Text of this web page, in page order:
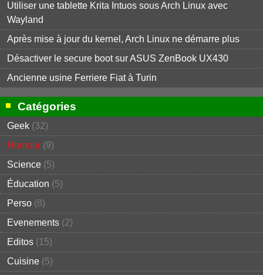
Utiliser une tablette Krita Intuos sous Arch Linux avec
Wayland
Après mise à jour du kernel, Arch Linux ne démarre plus
Désactiver le secure boot sur ASUS ZenBook UX430
Ancienne usine Ferriere Fiat à Turin
Catégories
Geek (32)
Humour (9)
Science (5)
Éducation (5)
Perso (8)
Evenements (2)
Editos (15)
Cuisine (5)